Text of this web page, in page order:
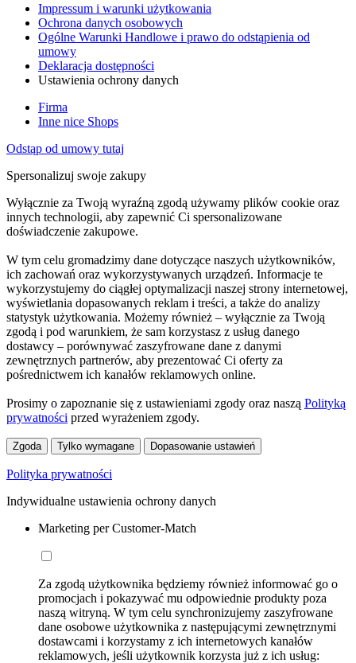
Impressum i warunki użytkowania
Ochrona danych osobowych
Ogólne Warunki Handlowe i prawo do odstąpienia od
umowy
Deklaracja dostępności
Ustawienia ochrony danych
Firma
Inne nice Shops
Odstąp od umowy tutaj
Spersonalizuj swoje zakupy
Wyłącznie za Twoją wyraźną zgodą używamy plików cookie oraz
innych technologii, aby zapewnić Ci spersonalizowane
doświadczenie zakupowe.
W tym celu gromadzimy dane dotyczące naszych użytkowników,
ich zachowań oraz wykorzystywanych urządzeń. Informacje te
wykorzystujemy do ciągłej optymalizacji naszej strony internetowej,
wyświetlania dopasowanych reklam i treści, a także do analizy
statystyk użytkowania. Możemy również – wyłącznie za Twoją
zgodą i pod warunkiem, że sam korzystasz z usług danego
dostawcy – porównywać zaszyfrowane dane z danymi
zewnętrznych partnerów, aby prezentować Ci oferty za
pośrednictwem ich kanałów reklamowych online.
Prosimy o zapoznanie się z ustawieniami zgody oraz naszą Polityką
prywatności przed wyrażeniem zgody.
Zgoda Tylko wymagane Dopasowanie ustawień
Polityka prywatności
Indywidualne ustawienia ochrony danych
Marketing per Customer-Match
Za zgodą użytkownika będziemy również informować go o
promocjach i pokazywać mu odpowiednie produkty poza
naszą witryną. W tym celu synchronizujemy zaszyfrowane
dane osobowe użytkownika z następującymi zewnętrznymi
dostawcami i korzystamy z ich internetowych kanałów
reklamowych, jeśli użytkownik korzysta już z ich usług: